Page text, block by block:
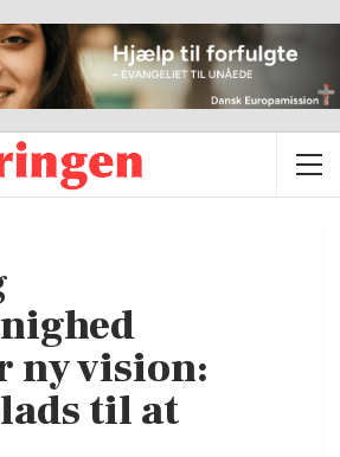
ny vision:
til at